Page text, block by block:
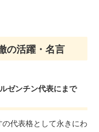
の活躍・名言
ゼンチン代表にまで
代表格として永きにわ